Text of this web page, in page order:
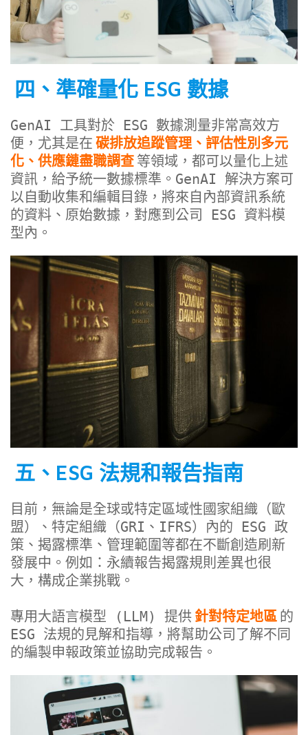
四、準確量化 ESG 數據
GenAI 工具對於 ESG 數據測量非常高效方
便，尤其是在 碳排放追蹤管理、評估性別多元
化、供應鏈盡職調查 等領域，都可以量化上述
資訊，給予統一數據標準。GenAI 解決方案可
以自動收集和編輯目錄，將來自內部資訊系統
的資料、原始數據，對應到公司 ESG 資料模
型內。
五、ESG 法規和報告指南
目前，無論是全球或特定區域性國家組織（歐
盟）、特定組織（GRI、IFRS）內的 ESG 政
策、揭露標準、管理範圍等都在不斷創造刷新
發展中。例如：永續報告揭露規則差異也很
大，構成企業挑戰。
專用大語言模型 (LLM) 提供 針對特定地區 的
ESG 法規的見解和指導，將幫助公司了解不同
的編製申報政策並協助完成報告。